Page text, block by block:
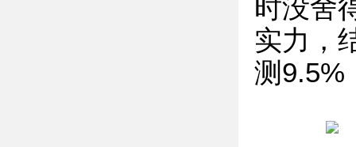
时没舍
实力，
测9.5%